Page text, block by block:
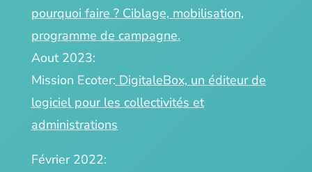
pourquoi faire ? Ciblage, mobilisation,
programme de campagne.
Aout 2023:
Mission Ecoter: DigitaleBox, un éditeur de
logiciel pour les collectivités et
administrations
Février 2022: